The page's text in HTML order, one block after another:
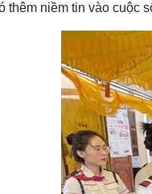
thêm niềm tin vào cuộc